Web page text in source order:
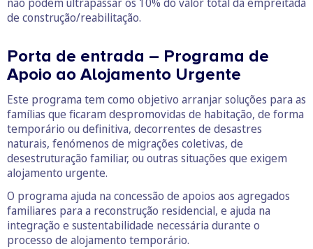
de construção/reabilitação.
Porta de entrada – Programa de
Apoio ao Alojamento Urgente
Este programa tem como objetivo arranjar soluções para as
famílias que ficaram despromovidas de habitação, de forma
temporário ou definitiva, decorrentes de desastres
naturais, fenómenos de migrações coletivas, de
desestruturação familiar, ou outras situações que exigem
alojamento urgente.
O programa ajuda na concessão de apoios aos agregados
familiares para a reconstrução residencial, e ajuda na
integração e sustentabilidade necessária durante o
processo de alojamento temporário.